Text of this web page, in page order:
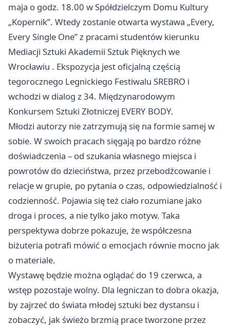
maja o godz. 18.00 w Spółdzielczym Domu Kultury
„Kopernik”. Wtedy zostanie otwarta wystawa „Every,
Every Single One” z pracami studentów kierunku
Mediacji Sztuki Akademii Sztuk Pięknych we
Wrocławiu . Ekspozycja jest oficjalną częścią
tegorocznego Legnickiego Festiwalu SREBRO i
wchodzi w dialog z 34. Międzynarodowym
Konkursem Sztuki Złotniczej EVERY BODY.
Młodzi autorzy nie zatrzymują się na formie samej w
sobie. W swoich pracach sięgają po bardzo różne
doświadczenia – od szukania własnego miejsca i
powrotów do dzieciństwa, przez przebodźcowanie i
relacje w grupie, po pytania o czas, odpowiedzialność i
codzienność. Pojawia się też ciało rozumiane jako
droga i proces, a nie tylko jako motyw. Taka
perspektywa dobrze pokazuje, że współczesna
biżuteria potrafi mówić o emocjach równie mocno jak
o materiale.
Wystawę będzie można oglądać do 19 czerwca, a
wstęp pozostaje wolny. Dla legniczan to dobra okazja,
by zajrzeć do świata młodej sztuki bez dystansu i
zobaczyć, jak świeżo brzmią prace tworzone przez